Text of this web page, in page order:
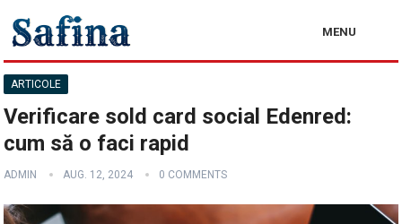
MENU
ARTICOLE
Verificare sold card social Edenred:
cum să o faci rapid
ADMIN AUG. 12, 2024 0 COMMENTS